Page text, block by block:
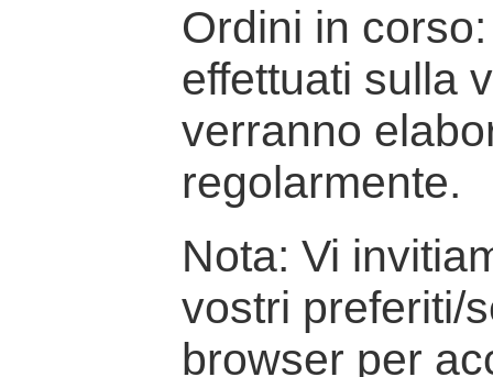
Ordini in
effettuati sulla
verranno
regolarmente.
Nota: Vi
vostri preferiti/
browser per